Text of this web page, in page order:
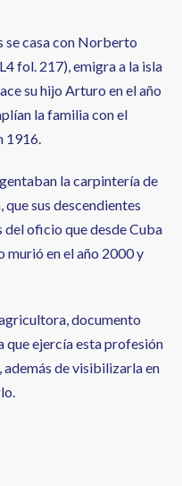
se casa con Norberto
fol. 217), emigra a la isla
su hijo Arturo en el año
la familia con el
1916.
la carpintería de
que sus descendientes
del oficio que desde Cuba
en el año 2000 y
documento
que ejercía esta profesión
de visibilizarla en